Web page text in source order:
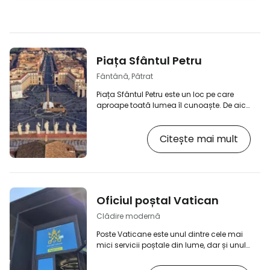
Piața Sfântul Petru
Fântână, Pătrat
Piața Sfântul Petru este un loc pe care
aproape toată lumea îl cunoaște. De aici
binecuvântărilor papale, ale alegerii unui
nou papă sau ale mulțimilor uriașe din
timpul evenimentelor bisericești majore. În
000 de persoane, creând unul dintre cele
mai monumentale…
Citește mai mult
Oficiul poștal Vatican
Clădire modernă
Poste Vaticane este unul dintre cele mai
mici servicii poștale din lume, dar și unul
aici pentru un singur lucru - pentru a